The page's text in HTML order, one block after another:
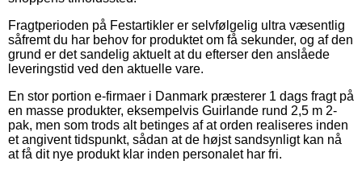
Fragtperioden på Festartikler er selvfølgelig ultra væsentlig
såfremt du har behov for produktet om få sekunder, og af den
grund er det sandelig aktuelt at du efterser den anslåede
leveringstid ved den aktuelle vare.
En stor portion e-firmaer i Danmark præsterer 1 dags fragt på
en masse produkter, eksempelvis Guirlande rund 2,5 m 2-
pak, men som trods alt betinges af at orden realiseres inden
et angivent tidspunkt, sådan at de højst sandsynligt kan nå
at få dit nye produkt klar inden personalet har fri.